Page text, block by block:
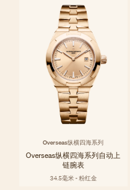
Overseas纵横四海系列
Overseas纵横四海系列自动上
链腕表
34.5毫米 - 粉红金